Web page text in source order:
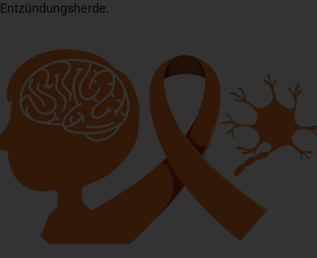
News
+ Helfen
Veranstaltungen
Entzündungsherde.